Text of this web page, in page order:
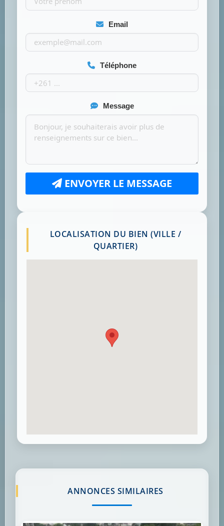
Email
Téléphone
Message
ENVOYER LE MESSAGE
LOCALISATION DU BIEN (VILLE /
QUARTIER)
ANNONCES SIMILAIRES